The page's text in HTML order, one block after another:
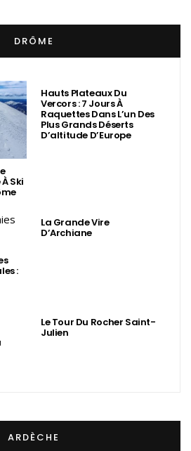
DRÔME
Ski
Hauts Plateaux Du
Vercors : 7 Jours À
Raquettes Dans L’un Des
Plus Grands Déserts
D’altitude D’Europe
:
La Grande Vire
D’Archiane
Le Tour Du Rocher Saint-
Julien
ARDÈCHE